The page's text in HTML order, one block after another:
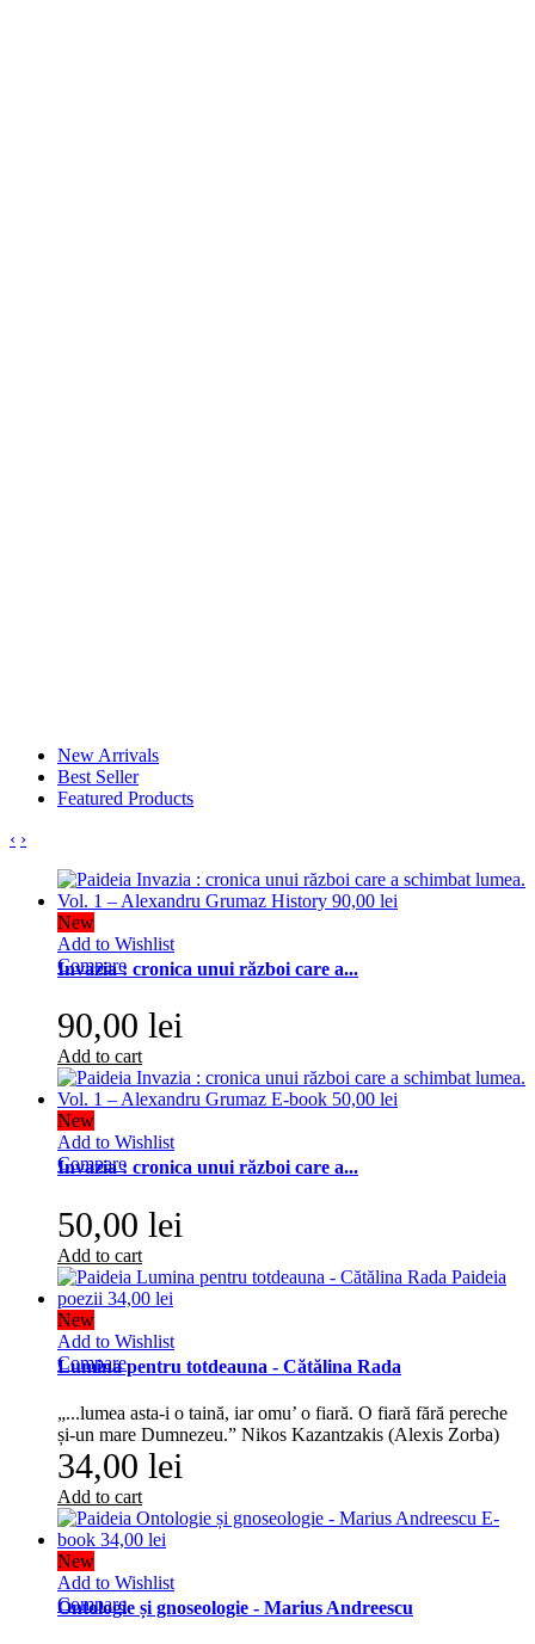
New Arrivals
Best Seller
Featured Products
‹ ›
New
Add to Wishlist
Compare
Invazia : cronica unui război care a...
90,00 lei
Add to cart
New
Add to Wishlist
Compare
Invazia : cronica unui război care a...
50,00 lei
Add to cart
New
Add to Wishlist
Compare
Lumina pentru totdeauna - Cătălina Rada
„...lumea asta-i o taină, iar omu’ o fiară. O fiară fără pereche
și-un mare Dumnezeu.” Nikos Kazantzakis (Alexis Zorba)
34,00 lei
Add to cart
New
Add to Wishlist
Compare
Ontologie și gnoseologie - Marius Andreescu